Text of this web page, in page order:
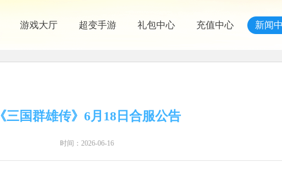
游戏大厅 超变手游 礼包中心 充值中心 新闻
《三国群雄传》6月18日合服公告
时间：2026-06-16